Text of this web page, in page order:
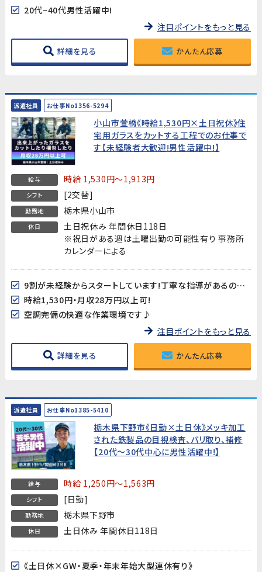
20代~40代男性活躍中!
注目ポイントをもっと見る
詳細を見る かんたん応募
派遣社員 お仕事No1356-5294
小山市萱橋《時給1,530円×土日祝休》住
宅用ガラスをカットする工程でのお仕事で
す【未経験者大歓迎!男性活躍中!】
給与 時給 1,530円～1,913円
シフト [2交替]
勤務地 栃木県小山市
休日
土日祝休み 年間休日118日
※祝日がある週は土曜出勤の可能性有り 事務所
カレンダーによる
9割が未経験からスタートしています!丁寧な指導があるので安心♪
時給1,530円・月収28万円以上可!
空調完備の快適な作業環境です♪
注目ポイントをもっと見る
詳細を見る かんたん応募
派遣社員 お仕事No1385-5410
栃木県下野市《日勤×土日休》メッキ加工
された鉄製品の目視検査、バリ取り、補修
【20代～30代中心に男性活躍中!】
給与 時給 1,250円～1,563円
シフト [日勤]
勤務地 栃木県下野市
休日 土日休み 年間休日118日
《土日休×GW・夏季・年末年始大型連休有り》